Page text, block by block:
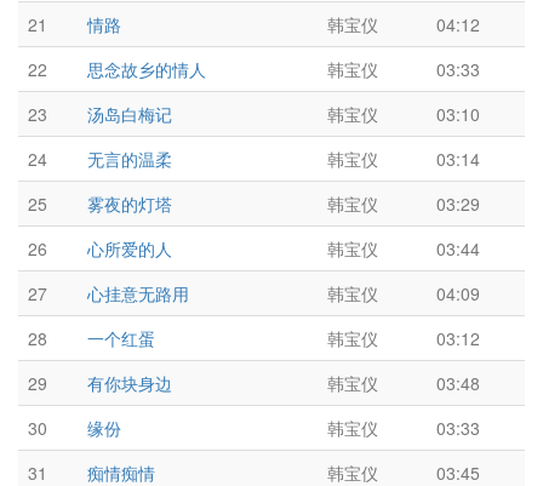
21
情路 韩宝仪
04:12
22
思念故乡的情人 韩宝仪
03:33
23
汤岛白梅记 韩宝仪
03:10
24
无言的温柔 韩宝仪
03:14
25
雾夜的灯塔 韩宝仪
03:29
26
心所爱的人 韩宝仪
03:44
27
心挂意无路用 韩宝仪
04:09
28
一个红蛋 韩宝仪
03:12
29
有你块身边 韩宝仪
03:48
30
缘份 韩宝仪
03:33
31
痴情痴情 韩宝仪
03:45